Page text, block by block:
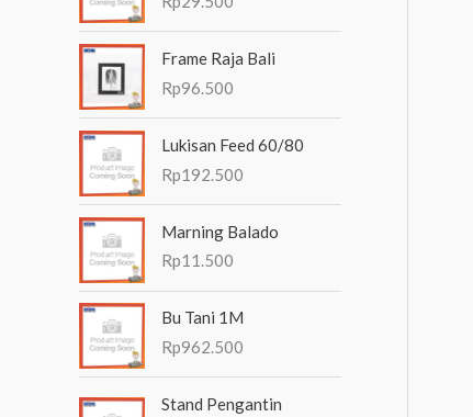
u
n
u
k
Frame Raja Bali
Rp96.500
Lukisan Feed 60/80
Rp192.500
Marning Balado
Rp11.500
Bu Tani 1M
Rp962.500
Stand Pengantin